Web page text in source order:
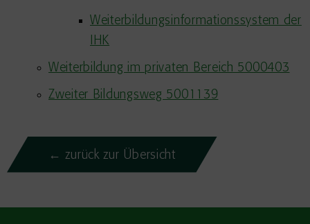
Weiterbildungsinformationssystem der
IHK
Weiterbildung im privaten Bereich 5000403
Zweiter Bildungsweg 5001139
← zurück zur Übersicht